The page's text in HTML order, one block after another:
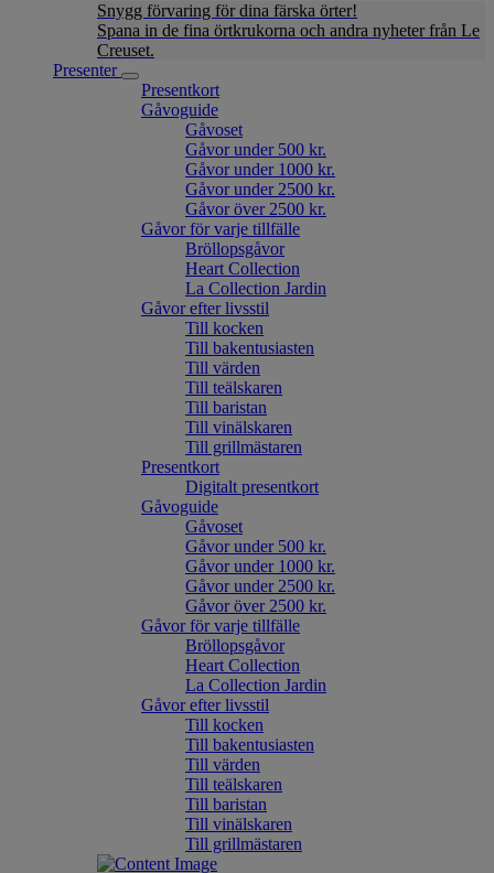
Snygg förvaring för dina färska örter!
Spana in de fina örtkrukorna och andra nyheter från Le
Creuset.
Presenter
Presentkort
Gåvoguide
Gåvoset
Gåvor under 500 kr.
Gåvor under 1000 kr.
Gåvor under 2500 kr.
Gåvor över 2500 kr.
Gåvor för varje tillfälle
Bröllopsgåvor
Heart Collection
La Collection Jardin
Gåvor efter livsstil
Till kocken
Till bakentusiasten
Till värden
Till teälskaren
Till baristan
Till vinälskaren
Till grillmästaren
Presentkort
Digitalt presentkort
Gåvoguide
Gåvoset
Gåvor under 500 kr.
Gåvor under 1000 kr.
Gåvor under 2500 kr.
Gåvor över 2500 kr.
Gåvor för varje tillfälle
Bröllopsgåvor
Heart Collection
La Collection Jardin
Gåvor efter livsstil
Till kocken
Till bakentusiasten
Till värden
Till teälskaren
Till baristan
Till vinälskaren
Till grillmästaren